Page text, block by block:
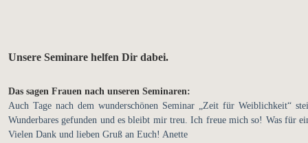
Unsere Seminare helfen Dir dabei.
Das sagen Frauen nach unseren Seminaren:
Auch Tage nach dem wunderschönen Seminar „Zeit für Weiblichkeit“
Wunderbares gefunden und es bleibt mir treu. Ich freue mich so! Was für
Vielen Dank und lieben Gruß an Euch! Anette